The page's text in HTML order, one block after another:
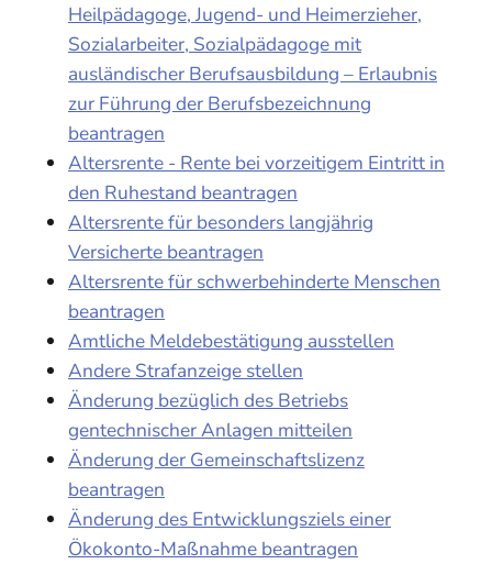
Heilpädagoge, Jugend- und Heimerzieher,
Sozialarbeiter, Sozialpädagoge mit
ausländischer Berufsausbildung – Erlaubnis
zur Führung der Berufsbezeichnung
beantragen
Altersrente - Rente bei vorzeitigem Eintritt in
den Ruhestand beantragen
Altersrente für besonders langjährig
Versicherte beantragen
Altersrente für schwerbehinderte Menschen
beantragen
Amtliche Meldebestätigung ausstellen
Andere Strafanzeige stellen
Änderung bezüglich des Betriebs
gentechnischer Anlagen mitteilen
Änderung der Gemeinschaftslizenz
beantragen
Änderung des Entwicklungsziels einer
Ökokonto-Maßnahme beantragen